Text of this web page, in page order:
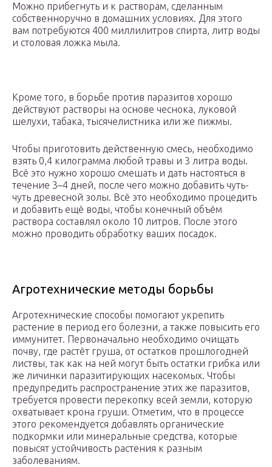
Можно прибегнуть и к растворам, сделанным
собственноручно в домашних условиях. Для этого
вам потребуются 400 миллилитров спирта, литр воды
и столовая ложка мыла.
Кроме того, в борьбе против паразитов хорошо
действуют растворы на основе чеснока, луковой
шелухи, табака, тысячелистника или же пижмы.
Чтобы приготовить действенную смесь, необходимо
взять 0,4 килограмма любой травы и 3 литра воды.
Всё это нужно хорошо смешать и дать настояться в
течение 3–4 дней, после чего можно добавить чуть-
чуть древесной золы. Всё это необходимо процедить
и добавить ещё воды, чтобы конечный объём
раствора составлял около 10 литров. После этого
можно проводить обработку ваших посадок.
Агротехнические методы борьбы
Агротехнические способы помогают укрепить
растение в период его болезни, а также повысить его
иммунитет. Первоначально необходимо очищать
почву, где растёт груша, от остатков прошлогодней
листвы, так как на ней могут быть остатки грибка или
же личинки паразитирующих насекомых. Чтобы
предупредить распространение этих же паразитов,
требуется провести перекопку всей земли, которую
охватывает крона груши. Отметим, что в процессе
этого рекомендуется добавлять органические
подкормки или минеральные средства, которые
повысят устойчивость растения к разным
заболеваниям.